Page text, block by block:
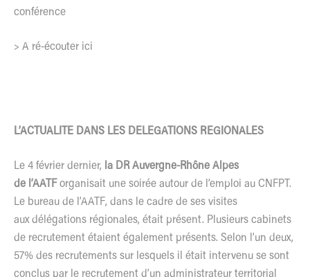
conférence
> A ré-écouter ici
L’ACTUALITE DANS LES DELEGATIONS REGIONALES
Le 4 février dernier, la DR Auvergne-Rhône Alpes
de l’AATF organisait une soirée autour de l’emploi au CNFPT.
Le bureau de l’AATF, dans le cadre de ses visites
aux délégations régionales, était présent. Plusieurs cabinets
de recrutement étaient également présents. Selon l’un deux,
57% des recrutements sur lesquels il était intervenu se sont
conclus par le recrutement d’un administrateur territorial